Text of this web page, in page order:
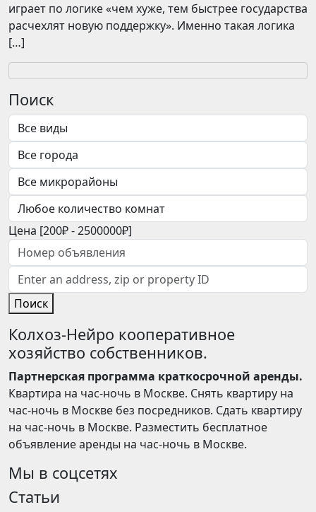
играет по логике «чем хуже, тем быстрее государства
расчехлят новую поддержку». Именно такая логика
[…]
Поиск
Цена [200₽-2500000₽]
Поиск
Колхоз-Нейро кооперативное
хозяйство собственников.
Партнерская программа краткосрочной аренды.
Квартира на час-ночь в Москве. Снять квартиру на
час-ночь в Москве без посредников. Сдать квартиру
на час-ночь в Москве. Разместить бесплатное
объявление аренды на час-ночь в Москве.
Мы в соцсетях
Статьи